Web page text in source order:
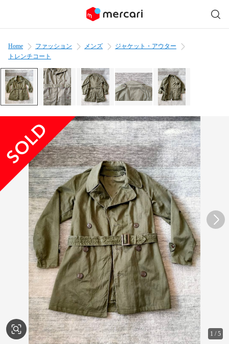
Home ファッション メンズ
ジャケット・アウター
トレンチコート
1 /5